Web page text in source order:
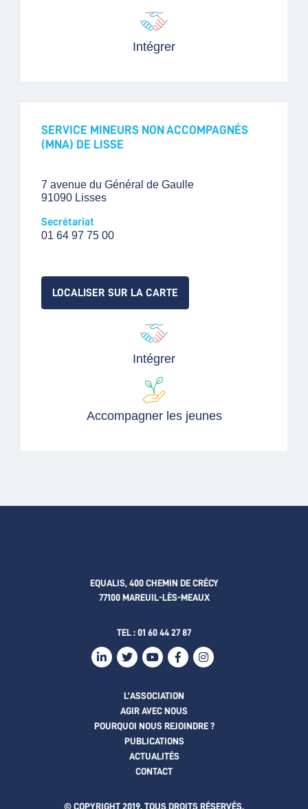
Intégrer
SERVICE MINEURS NON ACCOMPAGNÉS
(MNA) DE LISSE
7 avenue du Général de Gaulle
91090 Lisses
Secrétariat
01 64 97 75 00
LOCALISER SUR LA CARTE
Intégrer
Accompagner les jeunes
EQUALIS, 400 CHEMIN DE CRÉCY
77100 MAREUIL-LÈS-MEAUX
TEL : 01 60 44 27 87
L’ASSOCIATION
AGIR AVEC NOUS
POURQUOI NOUS REJOINDRE ?
PUBLICATIONS
ACTUALITÉS
CONTACT
© COPYRIGHT 2019. TOUS DROITS RÉSERVÉS.